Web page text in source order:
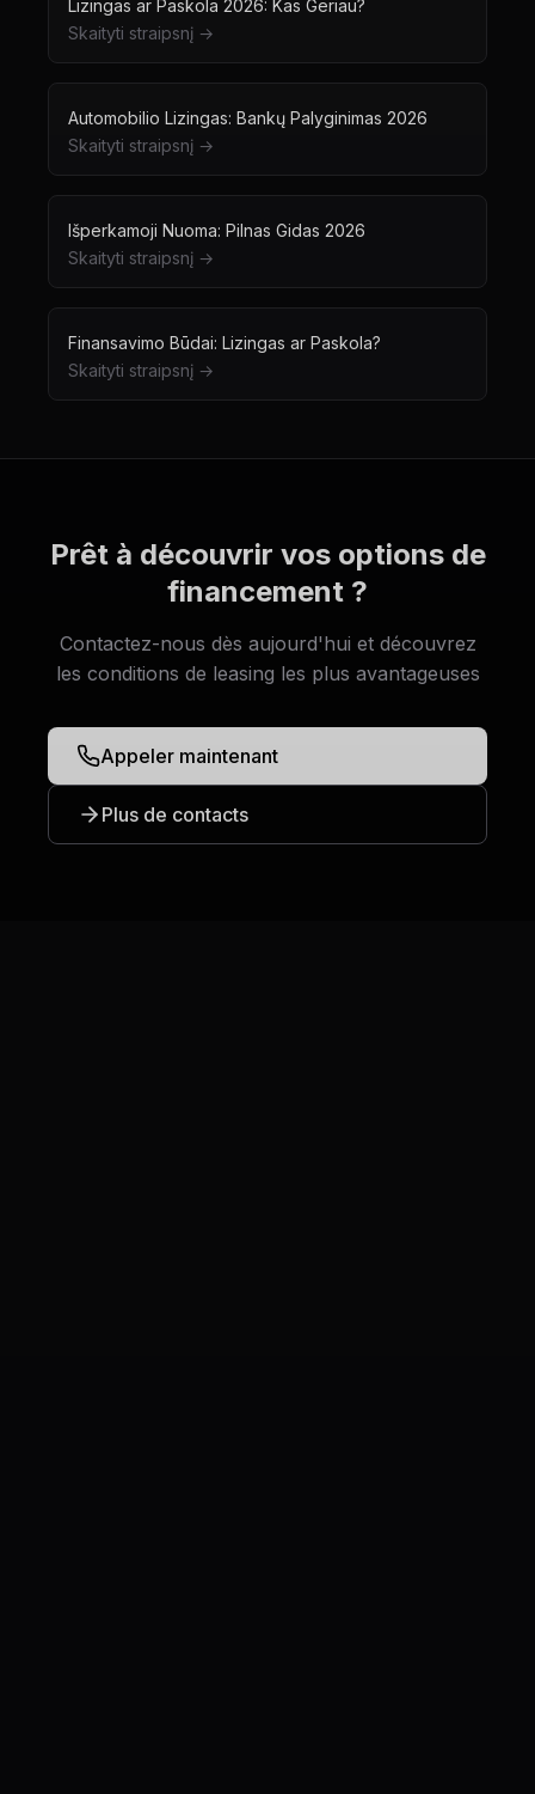
Lizingas ar Paskola 2026: Kas Geriau?
Skaityti straipsnį →
Automobilio Lizingas: Bankų Palyginimas 2026
Skaityti straipsnį →
Išperkamoji Nuoma: Pilnas Gidas 2026
Skaityti straipsnį →
Finansavimo Būdai: Lizingas ar Paskola?
Skaityti straipsnį →
Prêt à découvrir vos options de
financement ?
Contactez-nous dès aujourd'hui et découvrez
les conditions de leasing les plus avantageuses
Appeler maintenant
Plus de contacts